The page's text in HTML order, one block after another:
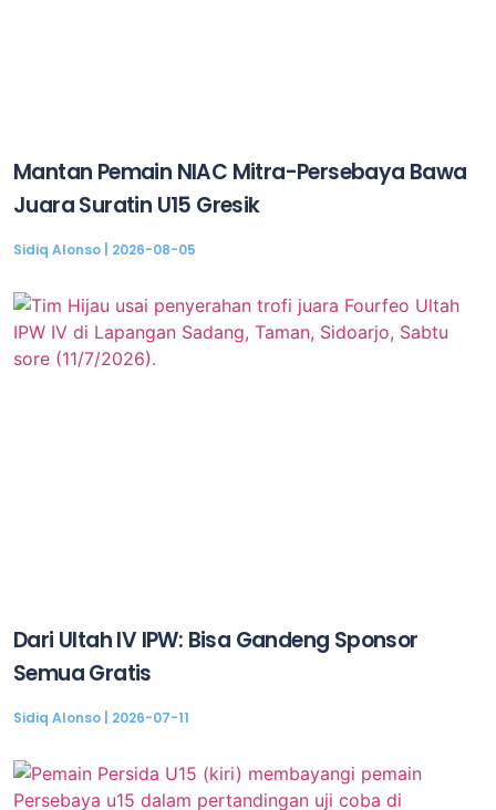
Mantan Pemain NIAC Mitra-Persebaya Bawa
Juara Suratin U15 Gresik
Sidiq Alonso 2026-08-05
Dari Ultah IV IPW: Bisa Gandeng Sponsor
Semua Gratis
Sidiq Alonso 2026-07-11